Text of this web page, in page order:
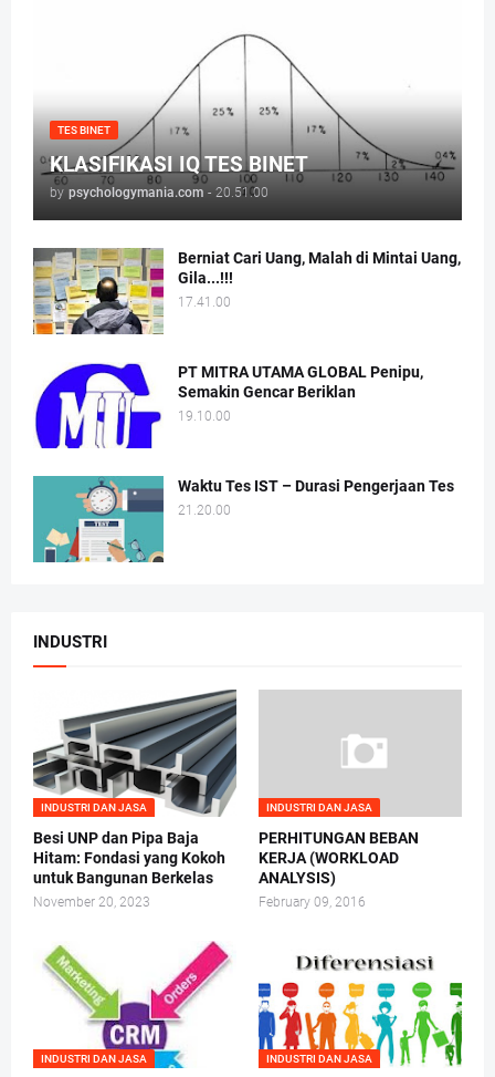
TES BINET
KLASIFIKASI IQ TES BINET
by psychologymania.com - 20.51.00
Berniat Cari Uang, Malah di Mintai Uang,
Gila...!!!
17.41.00
PT MITRA UTAMA GLOBAL Penipu,
Semakin Gencar Beriklan
19.10.00
Waktu Tes IST – Durasi Pengerjaan Tes
21.20.00
INDUSTRI
INDUSTRI DAN JASA
Besi UNP dan Pipa Baja
Hitam: Fondasi yang Kokoh
untuk Bangunan Berkelas
November 20, 2023
INDUSTRI DAN JASA
PERHITUNGAN BEBAN
KERJA (WORKLOAD
ANALYSIS)
February 09, 2016
INDUSTRI DAN JASA INDUSTRI DAN JASA